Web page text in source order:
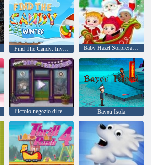
Find The Candy: Inverno Baby Hazel Sorpresa di Natale
Piccolo negozio di tesori Bayou Isola